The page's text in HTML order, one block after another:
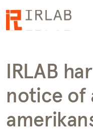
IRLAB
notice of